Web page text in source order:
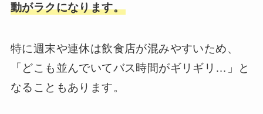
動がラクになります。
特に週末や連休は飲食店が混みやすいため、
「どこも並んでいてバス時間がギリギリ…」と
なることもあります。